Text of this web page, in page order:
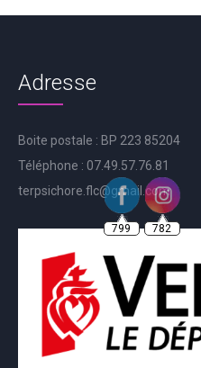
Adresse
Boite postale : BP 223 85204
Téléphone : 07.49.57.76.81
terpsichore.flc@gmail.com
799 782